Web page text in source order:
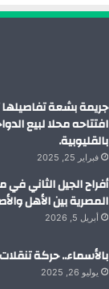
م
جريمة بشعة
افتتاحه محلا لبيع
بالقليوبية.
فبراير 25, 2025
أفراح الجيل الثاني
المصرية بين الأهل
أبريل 5, 2026
بالأسماء.. حركة تنقلات
يوليو 26, 2025